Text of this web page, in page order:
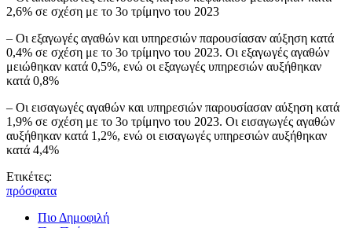
2,6% σε σχέση με το 3o τρίμηνο του 2023
– Οι εξαγωγές αγαθών και υπηρεσιών παρουσίασαν αύξηση κατά
0,4% σε σχέση με το 3o τρίμηνο του 2023. Οι εξαγωγές αγαθών
μειώθηκαν κατά 0,5%, ενώ οι εξαγωγές υπηρεσιών αυξήθηκαν
κατά 0,8%
– Οι εισαγωγές αγαθών και υπηρεσιών παρουσίασαν αύξηση κατά
1,9% σε σχέση με το 3ο τρίμηνο του 2023. Οι εισαγωγές αγαθών
αυξήθηκαν κατά 1,2%, ενώ οι εισαγωγές υπηρεσιών αυξήθηκαν
κατά 4,4%
Ετικέτες:
πρόσφατα
Πιο Δημοφιλή